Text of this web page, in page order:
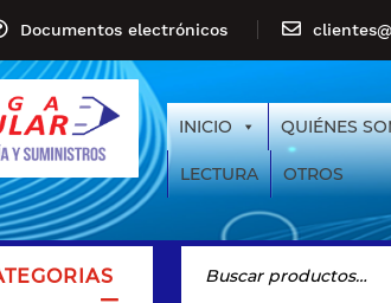
Documentos electrónicos
INICIO QUIÉNES
LECTURA OTROS